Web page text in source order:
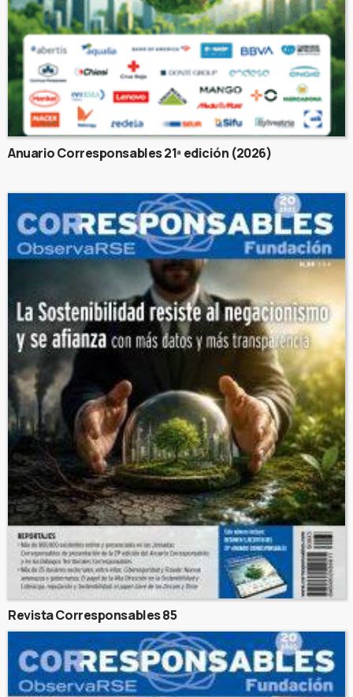
Anuario Corresponsables 21ª edición (2026)
Revista Corresponsables 85